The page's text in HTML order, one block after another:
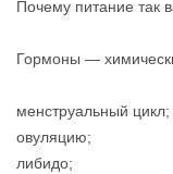
Почему питание так
Гормоны —
менструальный цикл;
овуляцию;
либидо;